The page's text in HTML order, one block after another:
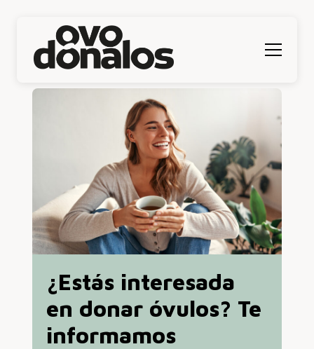
Menú
¿Estás interesada
en donar óvulos? Te
informamos